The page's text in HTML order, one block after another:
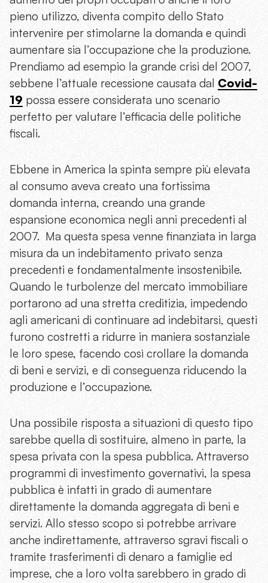
pieno utilizzo, diventa compito dello Stato
intervenire per stimolarne la domanda e quindi
aumentare sia l’occupazione che la produzione.
Prendiamo ad esempio la grande crisi del 2007,
sebbene l’attuale recessione causata dal Covid-
19 possa essere considerata uno scenario
perfetto per valutare l’efficacia delle politiche
fiscali.
Ebbene in America la spinta sempre più elevata
al consumo aveva creato una fortissima
domanda interna, creando una grande
espansione economica negli anni precedenti al
2007. Ma questa spesa venne finanziata in larga
misura da un indebitamento privato senza
precedenti e fondamentalmente insostenibile.
Quando le turbolenze del mercato immobiliare
portarono ad una stretta creditizia, impedendo
agli americani di continuare ad indebitarsi, questi
furono costretti a ridurre in maniera sostanziale
le loro spese, facendo così crollare la domanda
di beni e servizi, e di conseguenza riducendo la
produzione e l’occupazione.
Una possibile risposta a situazioni di questo tipo
sarebbe quella di sostituire, almeno in parte, la
spesa privata con la spesa pubblica. Attraverso
programmi di investimento governativi, la spesa
pubblica è infatti in grado di aumentare
direttamente la domanda aggregata di beni e
servizi. Allo stesso scopo si potrebbe arrivare
anche indirettamente, attraverso sgravi fiscali o
tramite trasferimenti di denaro a famiglie ed
imprese, che a loro volta sarebbero in grado di